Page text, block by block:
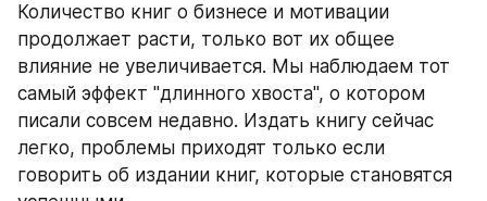
Количество книг о бизнесе и мотивации
продолжает расти, только вот их общее
влияние не увеличивается. Мы наблюдаем тот
самый эффект "длинного хвоста", о котором
писали совсем недавно. Издать книгу сейчас
легко, проблемы приходят только если
говорить об издании книг, которые становятся